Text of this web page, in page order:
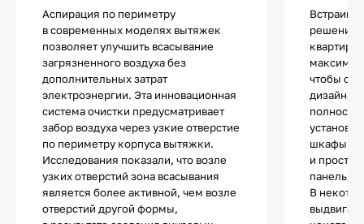
Аспирация по периметру
в современных моделях вытяжек
позволяет улучшить всасывание
загрязненного воздуха без
дополнительных затрат
электроэнергии. Эта инновационная
система очистки предусматривает
забор воздуха через узкие отверстие
по периметру корпуса вытяжки.
Исследования показали, что возле
узких отверстий зона всасывания
является более активной, чем возле
отверстий другой формы,
решение
квартир
чтобы
дизайна.
шкафы,
и
панелью.
В